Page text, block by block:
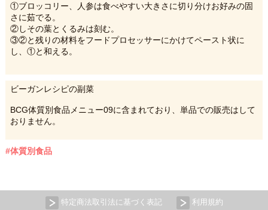
①ブロッコリー、人参は食べやすい大きさに切り分けお好みの固
さに茹でる。
②しその葉とくるみは刻む。
③②と残りの材料をフードプロセッサーにかけてペースト状に
し、①と和える。
ビーガンレシピの副菜
BCG体質別食品メニュー09に含まれており、単品での販売はして
おりません。
#体質別食品
特定商法取引法に基づく表記 利用規約